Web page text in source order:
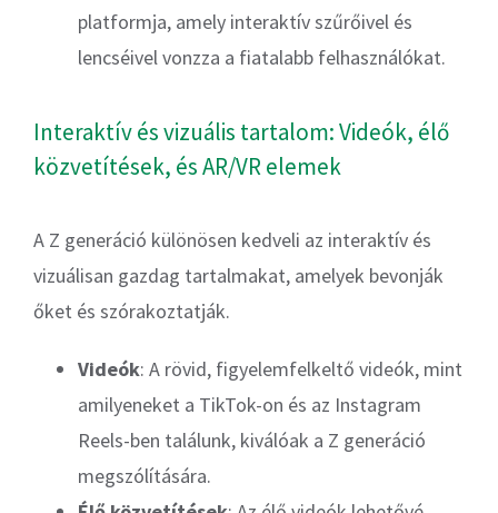
platformja, amely interaktív szűrőivel és
lencséivel vonzza a fiatalabb felhasználókat.
Interaktív és vizuális tartalom: Videók, élő
közvetítések, és AR/VR elemek
A Z generáció különösen kedveli az interaktív és
vizuálisan gazdag tartalmakat, amelyek bevonják
őket és szórakoztatják.
Videók: A rövid, figyelemfelkeltő videók, mint
amilyeneket a TikTok-on és az Instagram
Reels-ben találunk, kiválóak a Z generáció
megszólítására.